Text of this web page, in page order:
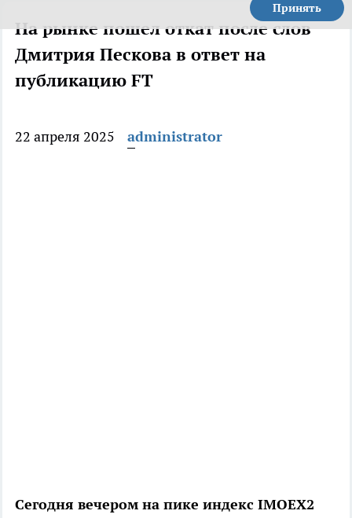
Принять
На рынке пошел откат после слов
Дмитрия Пескова в ответ на
публикацию FT
22 апреля 2025 administrator
Сегодня вечером на пике индекс IMOEX2